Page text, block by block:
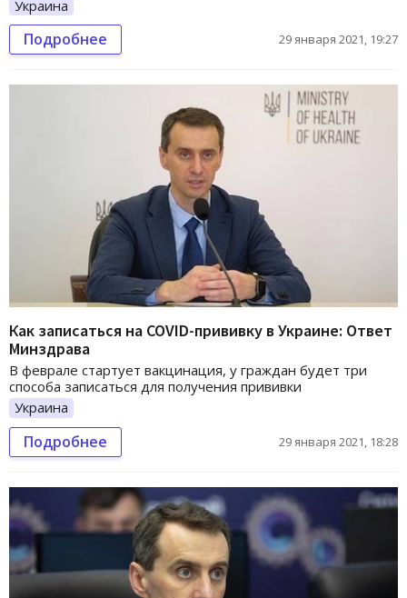
Украина
Подробнее 29 января 2021, 19:27
Как записаться на COVID-прививку в Украине: Ответ
Минздрава
В феврале стартует вакцинация, у граждан будет три
способа записаться для получения прививки
Украина
Подробнее 29 января 2021, 18:28